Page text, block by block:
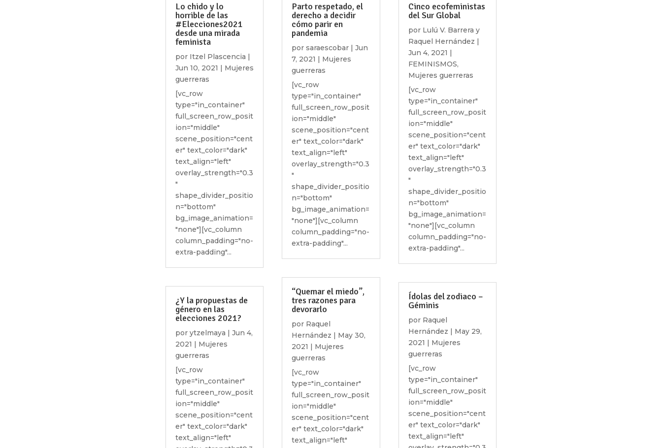
Lo chido y lo
horrible de las
#Elecciones2021
desde una mirada
feminista
por Itzel Plascencia |
Jun 10, 2021 | Mujeres
guerreras
[vc_row
type="in_container"
full_screen_row_posit
ion="middle"
scene_position="cent
er" text_color="dark"
text_align="left"
overlay_strength="0.3
"
shape_divider_positio
n="bottom"
bg_image_animation=
"none"][vc_column
column_padding="no-
extra-padding"...
¿Y la propuestas de
género en las
elecciones 2021?
por ytzelmaya | Jun 4,
2021 | Mujeres
guerreras
[vc_row
type="in_container"
full_screen_row_posit
ion="middle"
scene_position="cent
er" text_color="dark"
text_align="left"
Parto respetado, el
derecho a decidir
cómo parir en
pandemia
porsaraescobar |Jun
7, 2021 | Mujeres
guerreras
[vc_row
type="in_container"
full_screen_row_posit
ion="middle"
scene_position="cent
er" text_color="dark"
text_align="left"
overlay_strength="0.3
"
shape_divider_positio
n="bottom"
bg_image_animation=
"none"][vc_column
column_padding="no-
extra-padding"...
“Quemar el miedo”,
tres razones para
devorarlo
por Raquel
Hernández | May 30,
2021 | Mujeres
guerreras
[vc_row
type="in_container"
full_screen_row_posit
ion="middle"
scene_position="cent
er" text_color="dark"
text_align="left"
Cinco ecofeministas
del Sur Global
por Lulú V. Barrera y
Raquel Hernández |
Jun 4, 2021 |
FEMINISMOS,
Mujeres guerreras
[vc_row
type="in_container"
full_screen_row_posit
ion="middle"
scene_position="cent
er" text_color="dark"
text_align="left"
overlay_strength="0.3
"
shape_divider_positio
n="bottom"
bg_image_animation=
"none"][vc_column
column_padding="no-
extra-padding"...
Ídolas del zodiaco –
Géminis
por Raquel
Hernández | May 29,
2021 | Mujeres
guerreras
[vc_row
type="in_container"
full_screen_row_posit
ion="middle"
scene_position="cent
er" text_color="dark"
text_align="left"